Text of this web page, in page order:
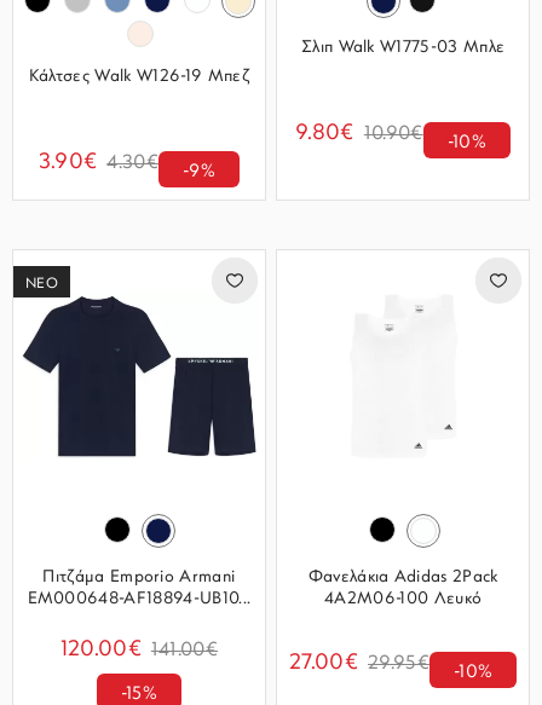
Κάλτσες Walk W126-19 Μπεζ
3.90€ 4.30€ -9%
Σλιπ Walk W1775-03 Μπλε
9.80€ 10.90€ -10%
ΝΕΟ
Πιτζάμα Emporio Armani
EM000648-AF18894-UB10...
120.00€ 141.00€
-15%
Φανελάκια Adidas 2Pack
4A2M06-100 Λευκό
27.00€ 29.95€ -10%